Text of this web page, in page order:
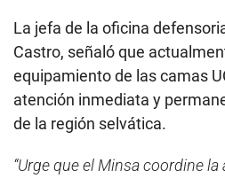
La jefa de la oficina
Castro, señaló que
equipamiento de las camas
atención inmediata y
de la región selvática.
“Urge que el Minsa coordine